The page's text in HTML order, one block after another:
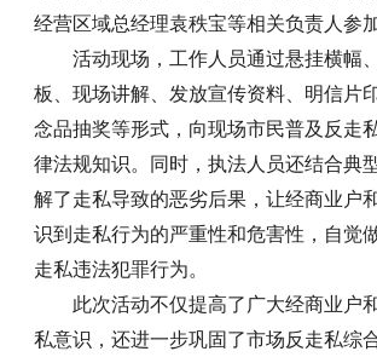
经营区域总经理袁秩宝等相关负责人参
活动现场，工作人员通过悬挂横幅
板、现场讲解、发放宣传资料、明信片
念品抽奖等形式，向现场市民普及反走
律法规知识。同时，执法人员还结合典
解了走私导致的恶劣后果，让经商业户
识到走私行为的严重性和危害性，自觉
走私违法犯罪行为。
此次活动不仅提高了广大经商业户
私意识，还进一步巩固了市场反走私综